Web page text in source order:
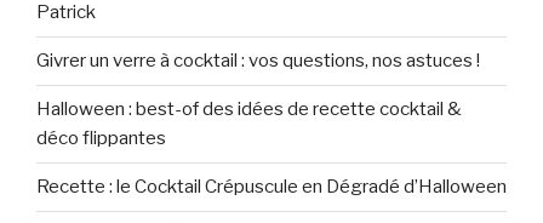
Patrick
Givrer un verre à cocktail : vos questions, nos astuces !
Halloween : best-of des idées de recette cocktail &
déco flippantes
Recette : le Cocktail Crépuscule en Dégradé d’Halloween